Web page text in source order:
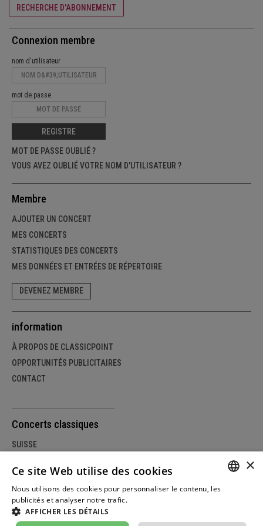
RECHERCHE D'ABONNEMENT
Connexion membre
nom d'utilisateur
mot de passe
REGISTRE
MOT DE PASSE OUBLIÉ ?
VOUS AVEZ OUBLIÉ VOTRE NOM D'UTILISATEUR ?
Membre
AJOUTER UN CONCERT
MES CONCERTS
STATISTIQUES DES CONCERTS
MES DONNÉES ET ENTRÉES DE RÉPERTOIRE
DEVENEZ MEMBRE
information
À PROPOS DE CLASSICPOINT
OPPORTUNITÉS PUBLICITAIRES
CONTACT
Concerts classiques
SUISSE
AUTRICHE
© Copyright classicpoint.net | Conception et réalisation du
×
Ce site Web utilise des cookies
Nous utilisons des cookies pour personnaliser le contenu, les
publicités et analyser notre trafic.
AFFICHER LES DÉTAILS